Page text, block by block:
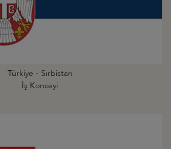
Türkiye - Sırbistan
İş Konseyi